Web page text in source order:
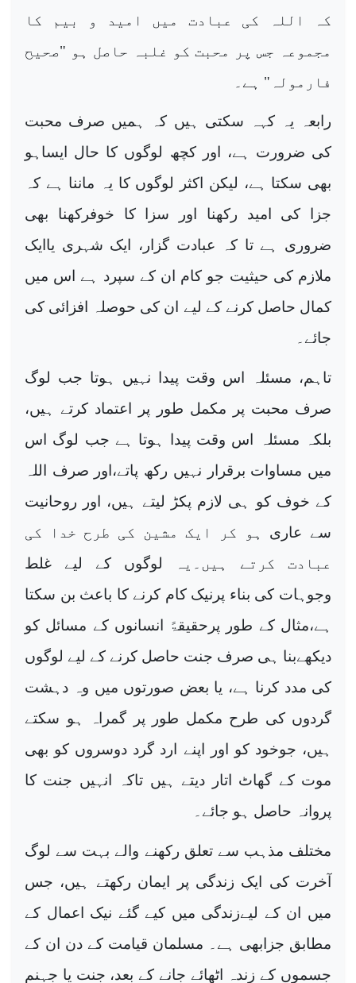
کہ اللہ کی عبادت میں امید و بیم کا
مجموعہ جس پر محبت کو غلبہ حاصل ہو "صحیح
فارمولہ" ہے۔
رابعہ یہ کہہ سکتی
ہیں کہ ہمیں صرف محبت
کی ضرورت ہے، اور کچھ لوگوں کا حال ایساہو
بھی سکتا ہے، لیکن اکثر لوگوں کا یہ ماننا ہے کہ
جزا کی امید رکھنا اور سزا کا خوفرکھنا بھی
ضروری ہے تا کہ عبادت گزار، ایک شہری یاایک
ملازم کی حیثیت جو کام ان کے سپرد ہے اس میں
کمال حاصل کرنے کے لیے ان کی حوصلہ افزائی کی
جائے۔
تاہم، مسئلہ اس وقت پیدا نہیں ہوتا جب لوگ
صرف محبت پر مکمل طور پر اعتماد کرتے ہیں،
بلکہ مسئلہ اس وقت پیدا ہوتا ہے جب لوگ اس
میں مساوات برقرار نہیں رکھ پاتے،اور صرف اللہ
کے خوف کو ہی لازم پکڑ لیتے ہیں، اور روحانیت
سے عاری
ہو کر ایک مشین کی طرح خدا کی
عبادت کرتے ہیں۔یہ
لوگوں کے لیے غلط
وجوہات کی بناء پرنیک کام کرنے کا باعث بن سکتا
ہے،مثال کے طور پرحقیقۃً انسانوں کے مسائل کو
دیکھےبنا ہی صرف جنت حاصل کرنے کے لیے لوگوں
کی مدد کرنا ہے، یا بعض صورتوں میں وہ دہشت
گردوں کی طرح مکمل طور پر گمراہ ہو سکتے
ہیں، جوخود کو اور اپنے ارد گرد دوسروں کو بھی
موت کے گھاٹ اتار دیتے ہیں تاکہ انہیں جنت کا
پروانہ حاصل ہو جائے۔
مختلف مذہب سے تعلق رکھنے والے بہت سے لوگ
آخرت کی ایک زندگی پر ایمان رکھتے ہیں، جس
میں ان کے لیےزندگی میں کیے گئے نیک اعمال کے
مطابق جزابھی ہے۔ مسلمان قیامت کے دن ان کے
جسموں کے زندہ اٹھائے جانے کے بعد، جنت یا جہنم